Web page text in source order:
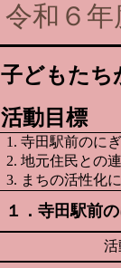
令和６
子どもたち
活動目標
寺田駅前のに
地元住民との
まちの活性化
１．寺田駅前
活